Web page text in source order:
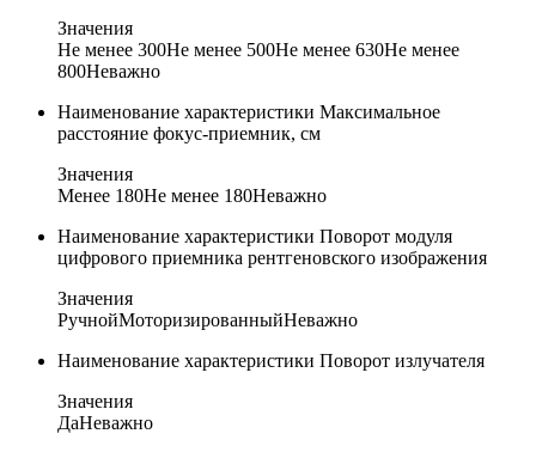
Значения
Не менее 300Не менее 500Не менее 630Не менее
800Неважно
Наименование характеристики Максимальное
расстояние фокус-приемник, см
Значения
Менее 180Не менее 180Неважно
Наименование характеристики Поворот модуля
цифрового приемника рентгеновского изображения
Значения
РучнойМоторизированныйНеважно
Наименование характеристики Поворот излучателя
Значения
ДаНеважно